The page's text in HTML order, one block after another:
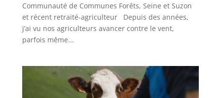
Communauté de Communes Forêts, Seine et Suzon
et récent retraité-agriculteur Depuis des années,
j’ai vu nos agriculteurs avancer contre le vent,
parfois même...